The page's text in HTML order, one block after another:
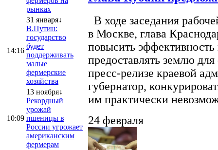
рынках
14:16
31 января↓
В.Путин:
государство
будет
поддерживать
малые
фермерские
хозяйства
10:09
13 ноября↓
Рекордный
урожай
пшеницы в
России угрожает
американским
фермерам
В ходе заседания
в Москве, глава
повысить эффективность
предоставлять землю
пресс-релизе краевой
губернатор,
им практически
24 февраля